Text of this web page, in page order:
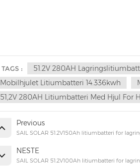
TAGS : 51.2V 280AH
Mobilhjulet Litiumbatteri 14.336kwh
51,2V 280AH Litiumbatteri Med Hjul For
Previous
SAIL SOLAR 51.2V150Ah litiumbatteri for
NESTE
SAIL SOLAR 51.2V100Ah litiumbatteri for